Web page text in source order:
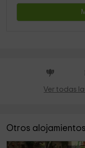
Ver todas
Otros